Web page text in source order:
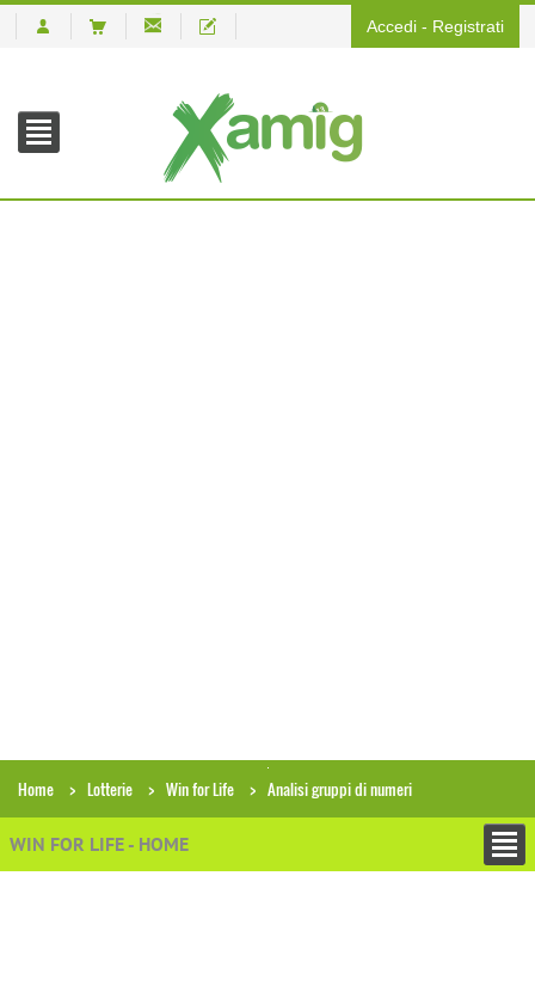
Accedi - Registrati
Home Lotterie Win for Life Analisi gruppi di numeri
WIN FOR LIFE - HOME